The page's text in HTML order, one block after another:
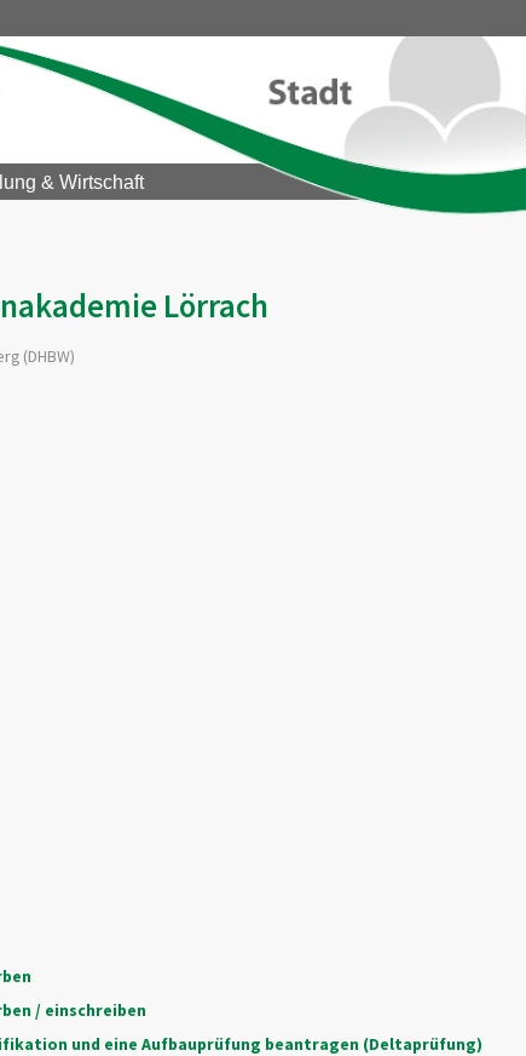
& Wirtschaft
Lörrach
(DHBW)
/ einschreiben
und eine Aufbauprüfung beantragen (Deltaprüfung)